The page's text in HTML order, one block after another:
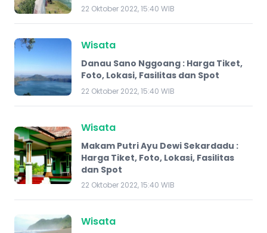
22 Oktober 2022, 15:40 WIB
Wisata
Danau Sano Nggoang : Harga Tiket,
Foto, Lokasi, Fasilitas dan Spot
22 Oktober 2022, 15:40 WIB
Wisata
Makam Putri Ayu Dewi Sekardadu :
Harga Tiket, Foto, Lokasi, Fasilitas
dan Spot
22 Oktober 2022, 15:40 WIB
Wisata